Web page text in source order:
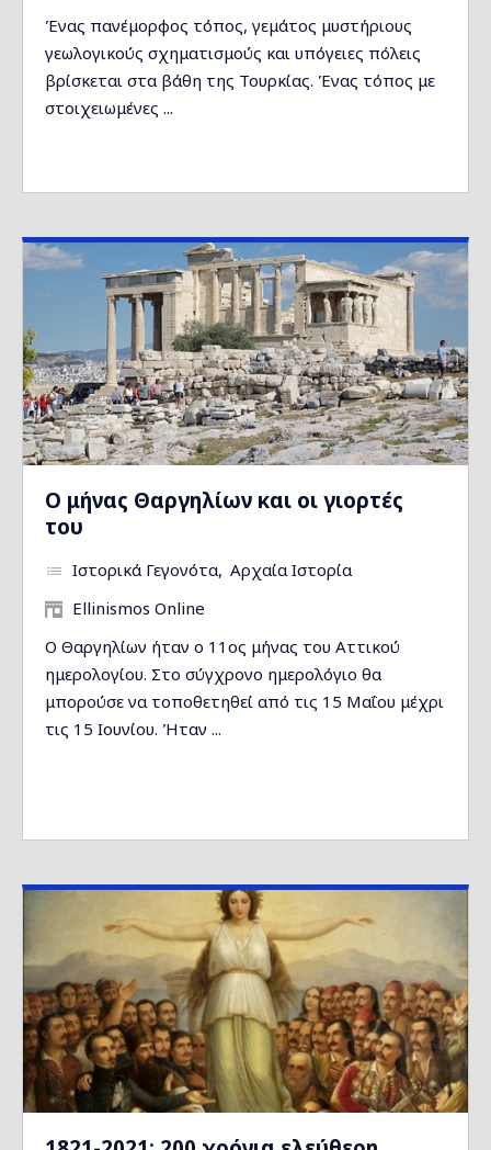
Ένας πανέμορφος τόπος, γεμάτος μυστήριους
γεωλογικούς σχηματισμούς και υπόγειες πόλεις
βρίσκεται στα βάθη της Τουρκίας. Ένας τόπος με
στοιχειωμένες ...
Ο μήνας Θαργηλίων και οι γιορτές
του
Ιστορικά Γεγονότα Αρχαία Ιστορία
Ellinismos Online
Ο Θαργηλίων ήταν ο 11ος μήνας του Αττικού
ημερολογίου. Στο σύγχρονο ημερολόγιο θα
μπορούσε να τοποθετηθεί από τις 15 Μαΐου μέχρι
τις 15 Ιουνίου. Ήταν ...